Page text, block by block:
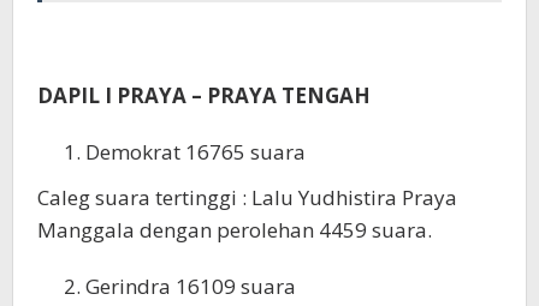
DAPIL I PRAYA – PRAYA TENGAH
Demokrat 16765 suara
Caleg suara tertinggi : Lalu Yudhistira Praya
Manggala dengan perolehan 4459 suara.
Gerindra 16109 suara